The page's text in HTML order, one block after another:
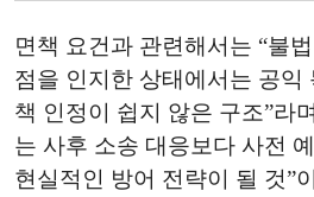
면책 요건과 관련해서는 “불
점을 인지한 상태에서는 공익
책 인정이 쉽지 않은 구조”라
는 사후 소송 대응보다 사전
현실적인 방어 전략이 될 것”